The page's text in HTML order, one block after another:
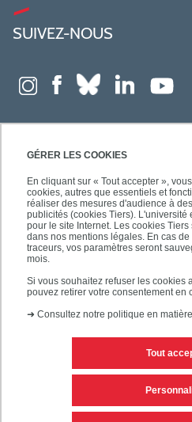
GÉRER LES COOKIES
En cliquant sur « Tout accepter »,
cookies, autres que essentiels et
réaliser des mesures d'audience à
publicités (cookies Tiers). L'université
pour le site Internet. Les cookies
dans nos mentions légales. En cas
traceurs, vos paramètres seront
mois.
Si vous souhaitez refuser les cookies
pouvez retirer votre consentement en
➜ Consultez notre politique en
Tout
SUIVEZ-NOUS
Mentions
Personnaliser les cookies